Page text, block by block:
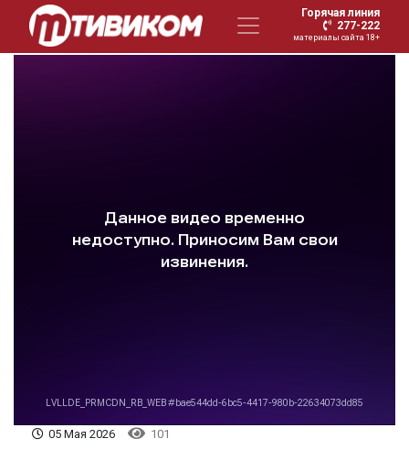
Горячая линия
277-222
материалы сайта 18+
05 Мая 2026 101